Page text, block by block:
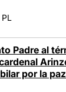
PL
Padre al
por la